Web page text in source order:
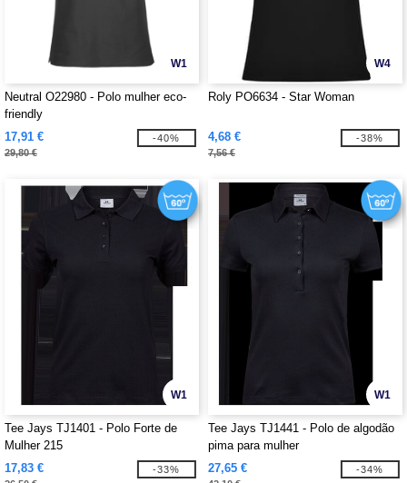
W1
Neutral O22980 - Polo mulher eco-
friendly
17,91 €
29,80 €
-40%
W4
Roly PO6634 - Star Woman
4,68 €
7,56 €
-38%
W1
Tee Jays TJ1401 - Polo Forte de
Mulher 215
17,83 €
-33%
W1
Tee Jays TJ1441 - Polo de algodão
pima para mulher
27,65 €
-34%